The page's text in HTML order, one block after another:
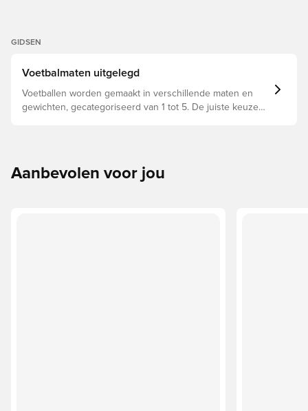
GIDSEN
Voetbalmaten uitgelegd
Voetballen worden gemaakt in verschillende maten en
gewichten, gecategoriseerd van 1 tot 5. De juiste keuze
Aanbevolen voor jou